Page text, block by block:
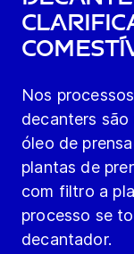
Nos
decanters
óleo de
plantas de
com filtro a
processo se
decantador.